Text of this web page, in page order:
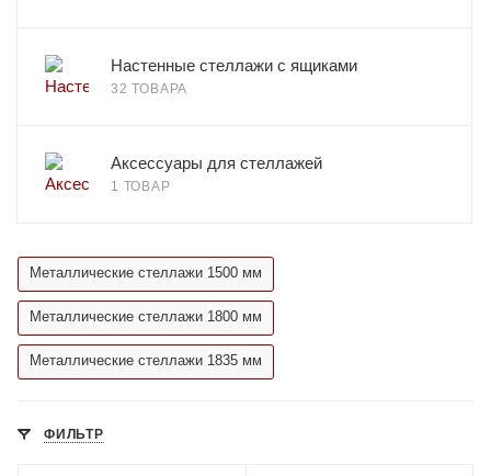
Настенные стеллажи с ящиками
32 ТОВАРА
Аксессуары для стеллажей
1 ТОВАР
Металлические стеллажи 1500 мм
Металлические стеллажи 1800 мм
Металлические стеллажи 1835 мм
ФИЛЬТР